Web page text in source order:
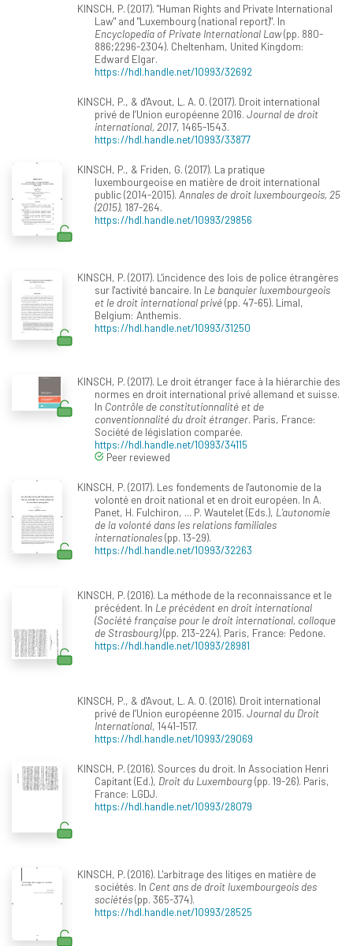
KINSCH, P. (2017). "Human Rights and Private International
Law" and "Luxembourg (national report)". In
Encyclopedia of Private International Law(pp. 880-
886;2296-2304). Cheltenham, United Kingdom:
Edward Elgar.
https://hdl.handle.net/10993/32692
KINSCH, P., & d'Avout, L. A. O. (2017). Droit international
privé de l’Union européenne 2016. Journal de droit
international, 2017, 1465-1543.
https://hdl.handle.net/10993/33877
KINSCH, P., & Friden, G. (2017). La pratique
luxembourgeoise en matière de droit international
public (2014-2015). Annales de droit luxembourgeois, 25
(2015), 187-264.
https://hdl.handle.net/10993/29856
KINSCH, P. (2017). L'incidence des lois de police étrangères
sur l'activité bancaire. In Le banquier luxembourgeois
et le droit international privé(pp. 47-65). Limal,
Belgium: Anthemis.
https://hdl.handle.net/10993/31250
KINSCH, P. (2017). Le droit étranger face à la hiérarchie des
normes en droit international privé allemand et suisse.
In Contrôle de constitutionnalité et de
conventionnalité du droit étranger. Paris, France:
Société de législation comparée.
https://hdl.handle.net/10993/34115
Peer reviewed
KINSCH, P. (2017). Les fondements de l'autonomie de la
volonté en droit national et en droit européen. In A.
Panet, H. Fulchiron, ... P. Wautelet (Eds.), L’autonomie
de la volonté dans les relations familiales
internationales(pp. 13-29).
https://hdl.handle.net/10993/32263
KINSCH, P. (2016). La méthode de la reconnaissance et le
précédent. In Le précédent en droit international
(Société française pour le droit international, colloque
de Strasbourg)(pp. 213-224). Paris, France: Pedone.
https://hdl.handle.net/10993/28981
KINSCH, P., & d'Avout, L. A. O. (2016). Droit international
privé de l’Union européenne 2015. Journal du Droit
International, 1441-1517.
https://hdl.handle.net/10993/29069
KINSCH, P. (2016). Sources du droit. In Association Henri
Capitant (Ed.), Droit du Luxembourg(pp. 19-26). Paris,
France: LGDJ.
https://hdl.handle.net/10993/28079
KINSCH, P. (2016). L'arbitrage des litiges en matière de
sociétés. In Cent ans de droit luxembourgeois des
sociétés(pp. 365-374).
https://hdl.handle.net/10993/28525